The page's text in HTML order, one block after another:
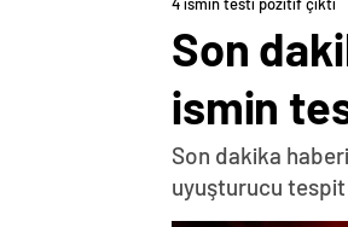
Son
ismin
Son dakika
uyuşturucu